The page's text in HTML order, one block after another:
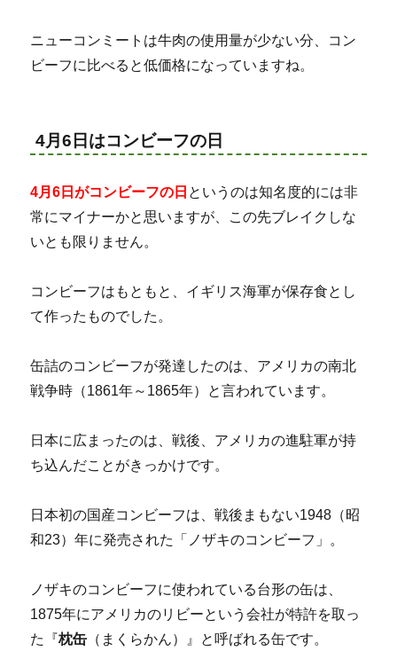
ニューコンミートは牛肉の使用量が少ない分、コン
ビーフに比べると低価格になっていますね。
4月6日はコンビーフの日
4月6日がコンビーフの日 というのは知名度的には非
常にマイナーかと思いますが、この先ブレイクしな
いとも限りません。
コンビーフはもともと、イギリス海軍が保存食とし
て作ったものでした。
缶詰のコンビーフが発達したのは、アメリカの南北
戦争時（1861年～1865年）と言われています。
日本に広まったのは、戦後、アメリカの進駐軍が持
ち込んだことがきっかけです。
日本初の国産コンビーフは、戦後まもない1948（昭
和23）年に発売された「ノザキのコンビーフ」。
ノザキのコンビーフに使われている台形の缶は、
1875年にアメリカのリビーという会社が特許を取っ
た『枕缶 （まくらかん）』と呼ばれる缶です。